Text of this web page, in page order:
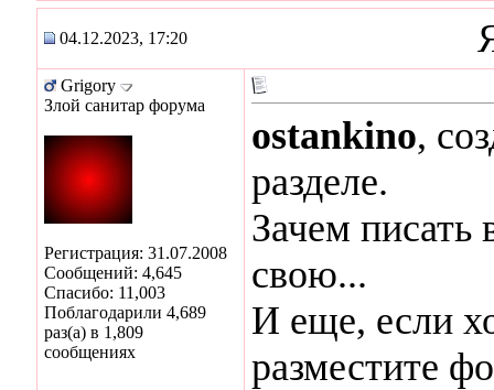
04.12.2023, 17:20
Grigory
Злой санитар форума
Регистрация: 31.07.2008
Сообщений: 4,645
Спасибо: 11,003
Поблагодарили 4,689
раз(а) в 1,809
сообщениях
ostankino,
разделе.
Зачем писать
свою...
И еще, если
разместите